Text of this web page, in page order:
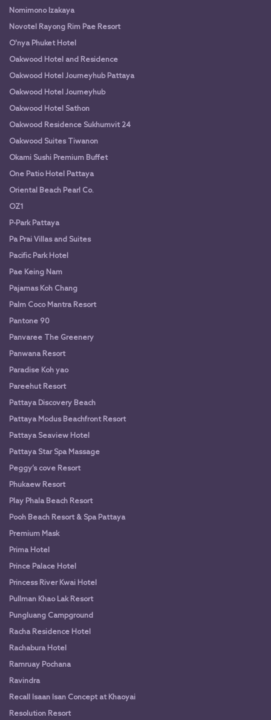
Nomimono Izakaya
Novotel Rayong Rim Pae Resort
O'nya Phuket Hotel
Oakwood Hotel and Residence
Oakwood Hotel Journeyhub Pattaya
Oakwood Hotel Journeyhub
Oakwood Hotel Sathon
Oakwood Residence Sukhumvit 24
Oakwood Suites Tiwanon
Okami Sushi Premium Buffet
One Patio Hotel Pattaya
Oriental Beach Pearl Co.
OZ1
P-Park Pattaya
Pa Prai Villas and Suites
Pacific Park Hotel
Pae Keing Nam
Pajamas Koh Chang
Palm Coco Mantra Resort
Pantone 90
Panvaree The Greenery
Panwana Resort
Paradise Koh yao
Pareehut Resort
Pattaya Discovery Beach
Pattaya Modus Beachfront Resort
Pattaya Seaview Hotel
Pattaya Star Spa Massage
Peggy’s cove Resort
Phukaew Resort
Play Phala Beach Resort
Pooh Beach Resort & Spa Pattaya
Premium Mask
Prima Hotel
Prince Palace Hotel
Princess River Kwai Hotel
Pullman Khao Lak Resort
Pungluang Campground
Racha Residence Hotel
Rachabura Hotel
Ramruay Pochana
Ravindra
Recall Isaan Isan Concept at Khaoyai
Resolution Resort